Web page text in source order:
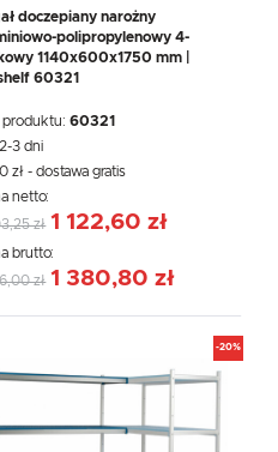
doczepiany narożny
polipropylenowy 4-
1140x600x1750 mm |
60321
produktu:60321
2-3 dni
0 zł - dostawa gratis
netto:
zł 1 122,60 zł
brutto:
zł 1 380,80 zł
-20%